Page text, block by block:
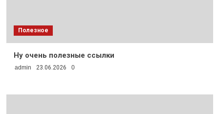
Полезное
Ну очень полезные ссылки
admin 23.06.2026 0